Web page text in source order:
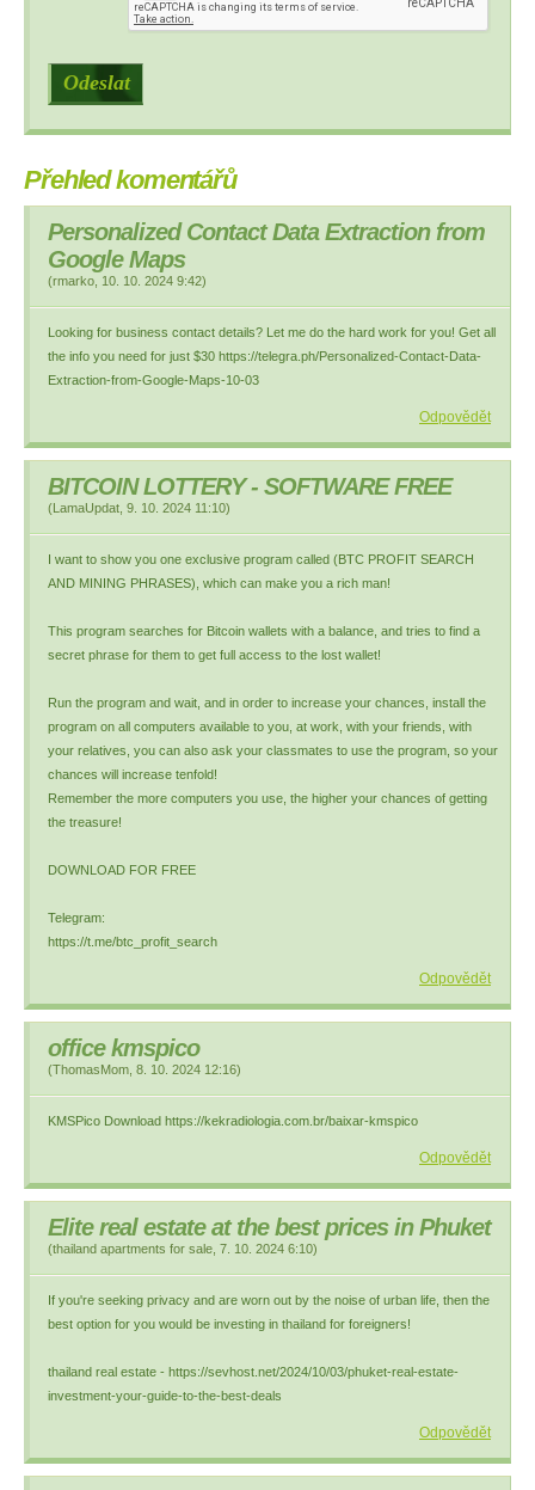
Přehled komentářů
Personalized Contact Data Extraction from
Google Maps
(rmarko 10. 10. 2024 9:42)
Looking for business contact details? Let me do the hard work for you! Get all
the info you need for just $30 https://telegra.ph/Personalized-Contact-Data-
Extraction-from-Google-Maps-10-03
Odpovědět
BITCOIN LOTTERY - SOFTWARE FREE
(LamaUpdat 9. 10. 2024 11:10)
I want to show you one exclusive program called (BTC PROFIT SEARCH
AND MINING PHRASES), which can make you a rich man!
This program searches for Bitcoin wallets with a balance, and tries to find a
secret phrase for them to get full access to the lost wallet!
Run the program and wait, and in order to increase your chances, install the
program on all computers available to you, at work, with your friends, with
your relatives, you can also ask your classmates to use the program, so your
chances will increase tenfold!
Remember the more computers you use, the higher your chances of getting
the treasure!
DOWNLOAD FOR FREE
Telegram:
https://t.me/btc_profit_search
Odpovědět
office kmspico
(ThomasMom 8. 10. 2024 12:16)
KMSPico Download https://kekradiologia.com.br/baixar-kmspico
Odpovědět
Elite real estate at the best prices in Phuket
(thailand apartments for sale 7. 10. 2024 6:10)
If you're seeking privacy and are worn out by the noise of urban life, then the
best option for you would be investing in thailand for foreigners!
thailand real estate - https://sevhost.net/2024/10/03/phuket-real-estate-
investment-your-guide-to-the-best-deals
Odpovědět